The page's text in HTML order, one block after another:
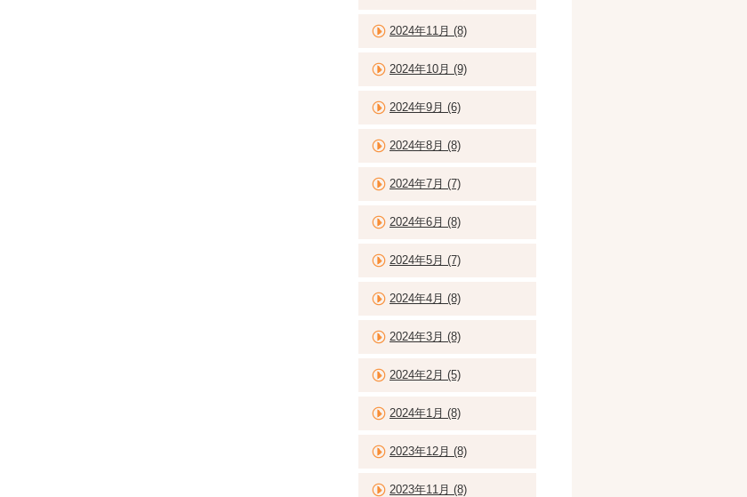
2024年11月 (8)
2024年10月 (9)
2024年9月 (6)
2024年8月 (8)
2024年7月 (7)
2024年6月 (8)
2024年5月 (7)
2024年4月 (8)
2024年3月 (8)
2024年2月 (5)
2024年1月 (8)
2023年12月 (8)
2023年11月 (8)